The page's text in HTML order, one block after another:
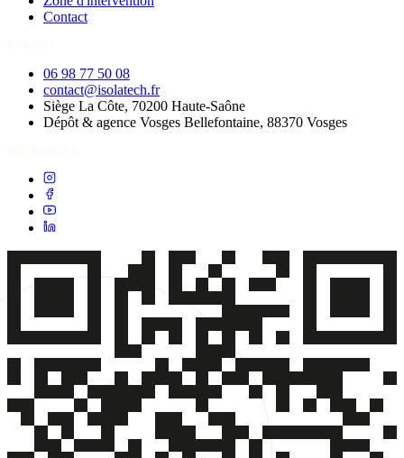
Contact
06 98 77 50 08
contact@isolatech.fr
Siège La Côte, 70200 Haute-Saône
Dépôt & agence Vosges Bellefontaine, 88370 Vosges